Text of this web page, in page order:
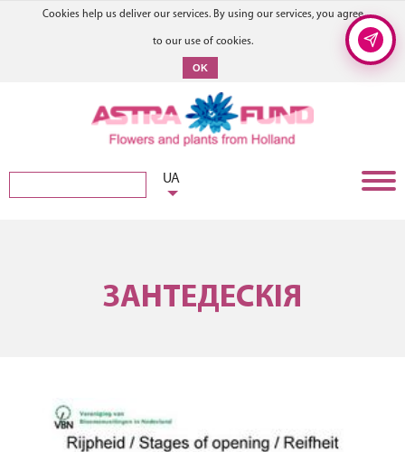
Cookies help us deliver our services. By using our services, you agree
to our use of cookies.
OK
UA
ЗАНТЕДЕСКІЯ